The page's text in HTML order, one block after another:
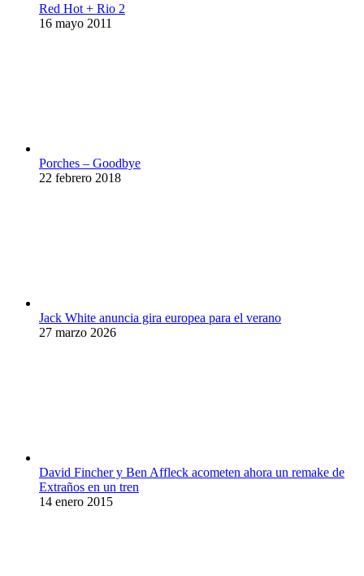
Red Hot + Rio 2
16 mayo 2011
Porches – Goodbye
22 febrero 2018
Jack White anuncia gira europea para el verano
27 marzo 2026
David Fincher y Ben Affleck acometen ahora un remake de
Extraños en un tren
14 enero 2015